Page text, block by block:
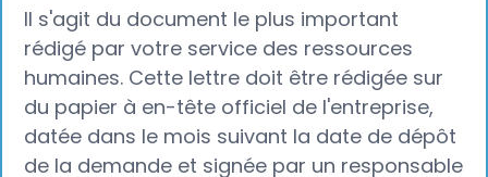
Il s'agit du document le plus important
rédigé par votre service des ressources
humaines. Cette lettre doit être rédigée sur
du papier à en-tête officiel de l'entreprise,
datée dans le mois suivant la date de dépôt
de la demande et signée par un responsable